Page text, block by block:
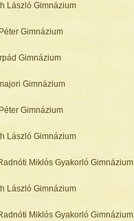
László Gimnázium
Gimnázium
Gimnázium
Gimnázium
Gimnázium
László Gimnázium
Miklós Gyakorló Gimnázium
László Gimnázium
Miklós Gyakorló Gimnázium